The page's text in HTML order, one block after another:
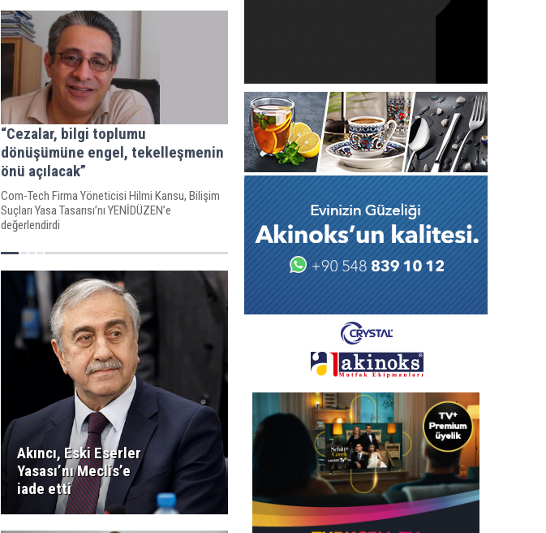
“Cezalar, bilgi toplumu
dönüşümüne engel, tekelleşmenin
önü açılacak”
Com-Tech Firma Yöneticisi Hilmi Kansu, Bilişim
Suçları Yasa Tasarısı’nı YENİDÜZEN’e
değerlendirdi
Akıncı, Eski Eserler
Yasası’nı Meclis’e
iade etti